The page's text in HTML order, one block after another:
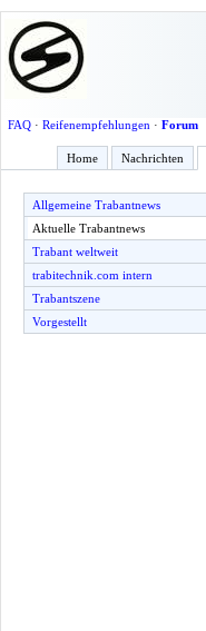
FAQ· Reifenempfehlungen · Forum
Home Nachrichten
Allgemeine Trabantnews
Aktuelle Trabantnews
Trabant weltweit
trabitechnik.com intern
Trabantszene
Vorgestellt